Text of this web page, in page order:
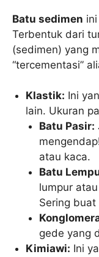
Batu sedimen
Terbentuk dari
(sedimen) yang
“tercementasi”
Klastik: Ini
lain. Ukuran
Batu Pasir:
atau kaca.
Batu
lumpur
Sering
gede yang
Kimiawi: Ini